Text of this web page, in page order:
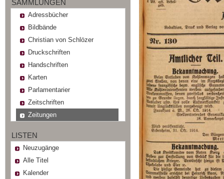
SAMMLUNGEN
Adressbücher
Bildbände
Christian von Schlözer
Druckschriften
Handschriften
Karten
Parlamentarier
Zeitschriften
Zeitungen
LISTEN
Neuzugänge
Alle Titel
Kalender